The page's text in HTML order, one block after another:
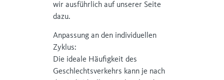
wir ausführlich auf unserer Seite
dazu.
Anpassung an den individuellen
Zyklus:
Die ideale Häufigkeit des
Geschlechtsverkehrs kann je nach